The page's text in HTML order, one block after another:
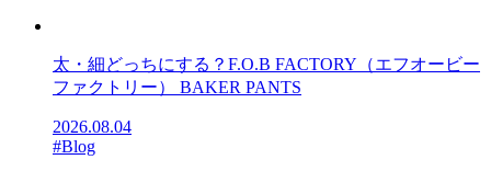
太・細どっちにする？F.O.B FACTORY（エフオービー
ファクトリー） BAKER PANTS
2026.08.04
#Blog